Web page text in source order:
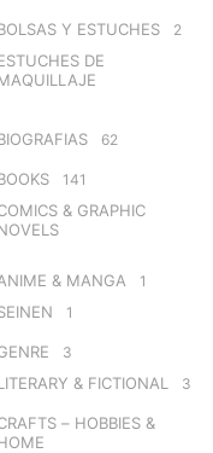
Y ESTUCHES 2
DE
62
141
& GRAPHIC
& MANGA 1
1
3
& FICTIONAL 3
– HOBBIES &